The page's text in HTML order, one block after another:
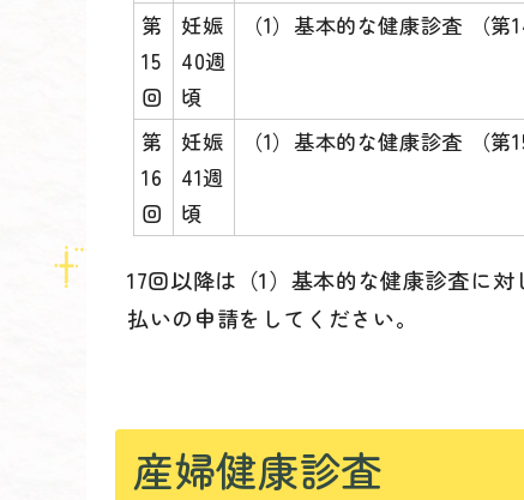
第
15
回
妊娠
40週
頃
（1）基本的な健康診査 （
第
16
回
妊娠
41週
頃
（1）基本的な健康診査 （
17回以降は（1）基本的な健康診査に
払いの申請をしてください。
産婦健康診査